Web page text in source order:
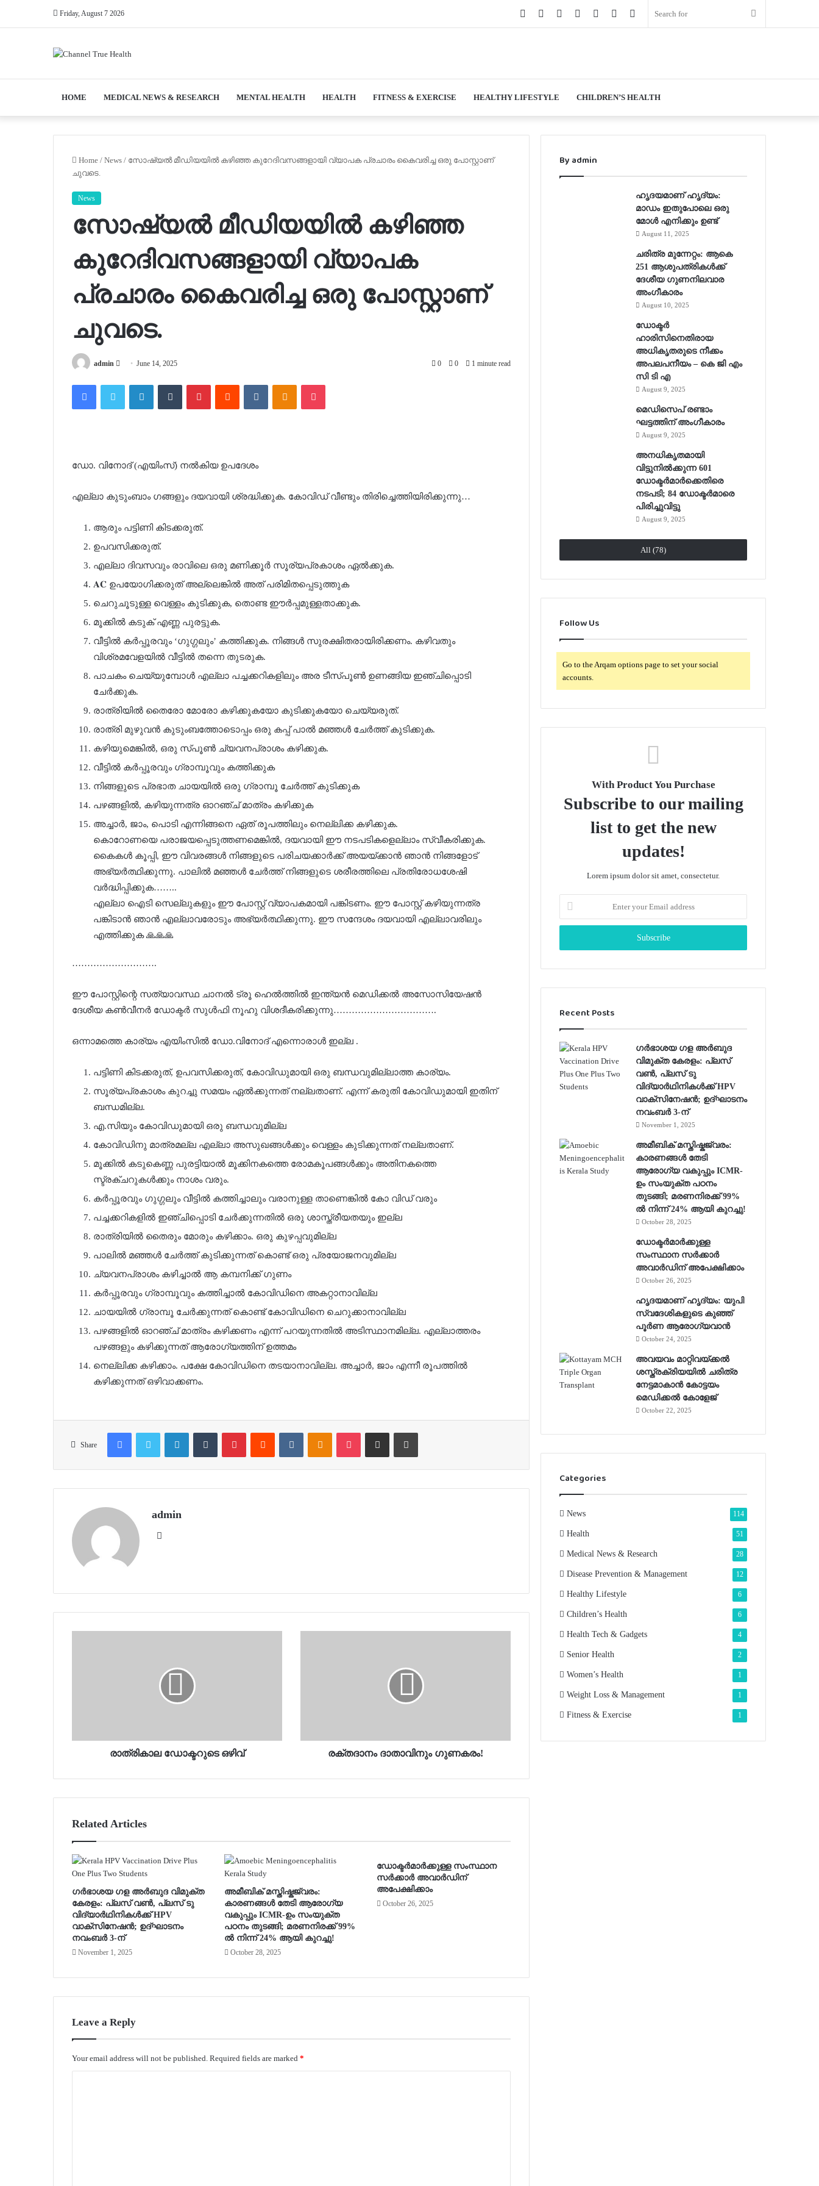
Friday, August 7 2026 Search
Sidebar
Random
Log
Instagram
YouTube
Twitter
Facebook
HOME MEDICAL NEWS & RESEARCH MENTAL HEALTH HEALTH FITNESS & EXERCISE HEALTHY LIFESTYLE CHILDREN’S HEALTH
Home / News / സോഷ്യൽ മീഡിയയിൽ കഴിഞ്ഞ കുറേദിവസങ്ങളായി വ്യാപക പ്രചാരം കൈവരിച്ച ഒരു പോസ്റ്റാണ്
ചുവടെ.
News
സോഷ്യൽ മീഡിയയിൽ കഴിഞ്ഞ
കുറേദിവസങ്ങളായി വ്യാപക
പ്രചാരം കൈവരിച്ച ഒരു പോസ്റ്റാണ്
ചുവടെ.
admin
Send June 14, 2025 0 0 1 minute read
FacebookTwitter LinkedInTumblr PinterestReddit VKontakteOdnoklassniki
Pocket
ഡോ. വിനോദ് (എയിംസ്) നൽകിയ ഉപദേശം
എല്ലാ കുടുംബാം ഗങ്ങളും ദയവായി ശ്രദ്ധിക്കുക. കോവിഡ് വീണ്ടും തിരിച്ചെത്തിയിരിക്കുന്നു…
ആരും പട്ടിണി കിടക്കരുത്.
ഉപവസിക്കരുത്.
എല്ലാ ദിവസവും രാവിലെ ഒരു മണിക്കൂർ സൂര്യപ്രകാശം ഏൽക്കുക.
𝐀𝐂 ഉപയോഗിക്കരുത് അല്ലെങ്കിൽ അത് പരിമിതപ്പെടുത്തുക
ചെറുചൂടുള്ള വെള്ളം കുടിക്കുക, തൊണ്ട ഈർപ്പമുള്ളതാക്കുക.
മൂക്കിൽ കടുക് എണ്ണ പുരട്ടുക.
വീട്ടിൽ കർപ്പൂരവും ‘ഗുഗ്ഗലും’ കത്തിക്കുക. നിങ്ങൾ സുരക്ഷിതരായിരിക്കണം. കഴിവതും
വിശ്രമവേളയിൽ വീട്ടിൽ തന്നെ തുടരുക.
പാചകം ചെയ്യുമ്പോൾ എല്ലാ പച്ചക്കറികളിലും അര ടീസ്പൂൺ ഉണങ്ങിയ ഇഞ്ചിപ്പൊടി
ചേർക്കുക.
രാത്രിയിൽ തൈരോ മോരോ കഴിക്കുകയോ കുടിക്കുകയോ ചെയ്യരുത്.
രാത്രി മുഴുവൻ കുടുംബത്തോടൊപ്പം ഒരു കപ്പ് പാൽ മഞ്ഞൾ ചേർത്ത് കുടിക്കുക.
കഴിയുമെങ്കിൽ, ഒരു സ്പൂൺ ച്യവനപ്രാശം കഴിക്കുക.
വീട്ടിൽ കർപ്പൂരവും ഗ്രാമ്പൂവും കത്തിക്കുക
നിങ്ങളുടെ പ്രഭാത ചായയിൽ ഒരു ഗ്രാമ്പൂ ചേർത്ത് കുടിക്കുക
പഴങ്ങളിൽ, കഴിയുന്നത്ര ഓറഞ്ച് മാത്രം കഴിക്കുക
അച്ചാർ, ജാം, പൊടി എന്നിങ്ങനെ ഏത് രൂപത്തിലും നെല്ലിക്ക കഴിക്കുക.
കൊറോണയെ പരാജയപ്പെടുത്തണമെങ്കിൽ, ദയവായി ഈ നടപടികളെല്ലാം സ്വീകരിക്കുക.
കൈകൾ കൂപ്പി, ഈ വിവരങ്ങൾ നിങ്ങളുടെ പരിചയക്കാർക്ക് അയയ്ക്കാൻ ഞാൻ നിങ്ങളോട്
അഭ്യർത്ഥിക്കുന്നു. പാലിൽ മഞ്ഞൾ ചേർത്ത് നിങ്ങളുടെ ശരീരത്തിലെ പ്രതിരോധശേഷി
വർദ്ധിപ്പിക്കുക……..
എല്ലാ ഐടി സെല്ലുകളും ഈ പോസ്റ്റ് വ്യാപകമായി പങ്കിടണം. ഈ പോസ്റ്റ് കഴിയുന്നത്ര
പങ്കിടാൻ ഞാൻ എല്ലാവരോടും അഭ്യർത്ഥിക്കുന്നു. ഈ സന്ദേശം ദയവായി എല്ലാവരിലും
എത്തിക്കുക 🙏🙏🙏
……………………….
ഈ പോസ്റ്റിന്റെ സത്യാവസ്ഥ ചാനൽ ട്രൂ ഹെൽത്തിൽ ഇന്ത്യൻ മെഡിക്കൽ അസോസിയേഷൻ
ദേശീയ കൺവീനർ ഡോക്ടർ സുൾഫി നൂഹു വിശദീകരിക്കുന്നു…………………………….
ഒന്നാമത്തെ കാര്യം എയിംസിൽ ഡോ.വിനോദ് എന്നൊരാൾ ഇല്ല .
പട്ടിണി കിടക്കരുത്, ഉപവസിക്കരുത്, കോവിഡുമായി ഒരു ബന്ധവുമില്ലാത്ത കാര്യം.
സൂര്യപ്രകാശം കുറച്ചു സമയം ഏൽക്കുന്നത് നല്ലതാണ്. എന്ന് കരുതി കോവിഡുമായി ഇതിന്
ബന്ധമില്ല.
എ.സിയും കോവിഡുമായി ഒരു ബന്ധവുമില്ല
കോവിഡിനു മാത്രമല്ല എല്ലാ അസുഖങ്ങൾക്കും വെള്ളം കുടിക്കുന്നത് നല്ലതാണ്.
മൂക്കിൽ കടുകെണ്ണ പുരട്ടിയാൽ മൂക്കിനകത്തെ രോമകൂപങ്ങൾക്കും അതിനകത്തെ
സ്ട്രക്ചറുകൾക്കും നാശം വരും.
കർപ്പൂരവും ഗുഗ്ഗലും വീട്ടിൽ കത്തിച്ചാലും വരാനുള്ള താണെങ്കിൽ കോ വിഡ് വരും
പച്ചക്കറികളിൽ ഇഞ്ചിപ്പൊടി ചേർക്കുന്നതിൽ ഒരു ശാസ്ത്രീയതയും ഇല്ല
രാത്രിയിൽ തൈരും മോരും കഴിക്കാം. ഒരു കുഴപ്പവുമില്ല
പാലിൽ മഞ്ഞൾ ചേർത്ത് കുടിക്കുന്നത് കൊണ്ട് ഒരു പ്രയോജനവുമില്ല
ച്യവനപ്രാശം കഴിച്ചാൽ ആ കമ്പനിക്ക് ഗുണം
കർപ്പൂരവും ഗ്രാമ്പൂവും കത്തിച്ചാൽ കോവിഡിനെ അകറ്റാനാവില്ല
ചായയിൽ ഗ്രാമ്പൂ ചേർക്കുന്നത് കൊണ്ട് കോവിഡിനെ ചെറുക്കാനാവില്ല
പഴങ്ങളിൽ ഓറഞ്ച് മാത്രം കഴിക്കണം എന്ന് പറയുന്നതിൽ അടിസ്ഥാനമില്ല. എല്ലാത്തരം
പഴങ്ങളും കഴിക്കുന്നത് ആരോഗ്യത്തിന് ഉത്തമം
നെല്ലിക്ക കഴിക്കാം. പക്ഷേ കോവിഡിനെ തടയാനാവില്ല. അച്ചാർ, ജാം എന്നീ രൂപത്തിൽ
കഴിക്കുന്നത് ഒഴിവാക്കണം.
Share
FacebookTwitter LinkedInTumblr PinterestReddit VKontakteOdnoklassniki
Pocket Share via Email Print
admin
രാത്രികാല ഡോക്ടറുടെ ഒഴിവ് രക്തദാനം ദാതാവിനും ഗുണകരം!
Related Articles
ഗർഭാശയ ഗള അർബുദ വിമുക്ത
കേരളം: പ്ലസ് വൺ, പ്ലസ് ടു
വിദ്യാർഥിനികൾക്ക് HPV
വാക്‌സിനേഷൻ; ഉദ്ഘാടനം
നവംബർ 3-ന്
November 1, 2025
അമീബിക് മസ്തിഷ്കജ്വരം:
കാരണങ്ങൾ തേടി ആരോഗ്യ
വകുപ്പും ICMR-ഉം സംയുക്ത
പഠനം തുടങ്ങി; മരണനിരക്ക് 99%
ൽ നിന്ന് 24% ആയി കുറച്ചു!
October 28, 2025
ഡോക്ടർമാർക്കുള്ള സംസ്ഥാന
സർക്കാർ അവാർഡിന്
അപേക്ഷിക്കാം
October 26, 2025
Leave a Reply
Your email address will not be published. Required fields are marked *
By admin
ഹൃദയമാണ് ഹൃദ്യം:
മാഡം ഇതുപോലെ ഒരു
മോള്‍ എനിക്കും ഉണ്ട്
August 11, 2025
ചരിത്ര മുന്നേറ്റം: ആകെ
251 ആശുപത്രികള്‍ക്ക്
ദേശീയ ഗുണനിലവാര
അംഗീകാരം
August 10, 2025
ഡോക്ടർ
ഹാരിസിനെതിരായ
അധികൃതരുടെ നീക്കം
അപലപനീയം – കെ ജി എം
സി ടി എ
August 9, 2025
മെഡിസെപ് രണ്ടാം
ഘട്ടത്തിന് അംഗീകാരം
August 9, 2025
അനധികൃതമായി
വിട്ടുനില്‍ക്കുന്ന 601
ഡോക്ടര്‍മാര്‍ക്കെതിരെ
നടപടി; 84 ഡോക്ടര്‍മാരെ
പിരിച്ചുവിട്ടു
August 9, 2025
All (78)
Follow Us
Go to the Arqam options page to set your social
accounts.
With Product You Purchase
Subscribe to our mailing
list to get the new
updates!
Lorem ipsum dolor sit amet, consectetur.
your
Email
Recent Posts
ഗർഭാശയ ഗള അർബുദ
വിമുക്ത കേരളം: പ്ലസ്
വൺ, പ്ലസ് ടു
വിദ്യാർഥിനികൾക്ക് HPV
വാക്‌സിനേഷൻ; ഉദ്ഘാടനം
നവംബർ 3-ന്
November 1, 2025
അമീബിക് മസ്തിഷ്കജ്വരം:
കാരണങ്ങൾ തേടി
ആരോഗ്യ വകുപ്പും ICMR-
ഉം സംയുക്ത പഠനം
തുടങ്ങി; മരണനിരക്ക് 99%
ൽ നിന്ന് 24% ആയി കുറച്ചു!
October 28, 2025
ഡോക്ടർമാർക്കുള്ള
സംസ്ഥാന സർക്കാർ
അവാർഡിന് അപേക്ഷിക്കാം
October 26, 2025
ഹൃദയമാണ് ഹൃദ്യം: യുപി
സ്വദേശികളുടെ കുഞ്ഞ്
പൂര്‍ണ ആരോഗ്യവാന്‍
October 24, 2025
അവയവം മാറ്റിവയ്ക്കല്‍
ശസ്ത്രക്രിയയില്‍ ചരിത്ര
നേട്ടമാകാന്‍ കോട്ടയം
മെഡിക്കല്‍ കോളേജ്
October 22, 2025
Categories
News 114
Health 51
Medical News & Research 28
Disease Prevention & Management 12
Healthy Lifestyle 6
Children’s Health 6
Health Tech & Gadgets 4
Senior Health 2
Women’s Health 1
Weight Loss & Management 1
Fitness & Exercise 1